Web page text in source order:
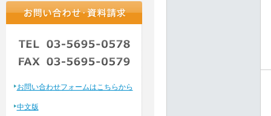
お問い合わせフォームはこちらから
中文版